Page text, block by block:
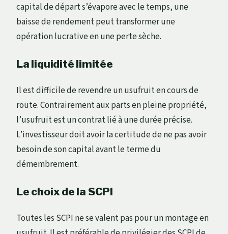
capital de départ s’évapore avec le temps, une
baisse de rendement peut transformer une
opération lucrative en une perte sèche.
La liquidité limitée
Il est difficile de revendre un usufruit en cours de
route. Contrairement aux parts en pleine propriété,
l’usufruit est un contrat lié à une durée précise.
L’investisseur doit avoir la certitude de ne pas avoir
besoin de son capital avant le terme du
démembrement.
Le choix de la SCPI
Toutes les SCPI ne se valent pas pour un montage en